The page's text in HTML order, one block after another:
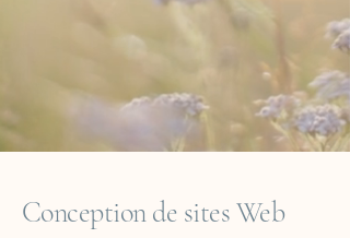
Conception de sites Web